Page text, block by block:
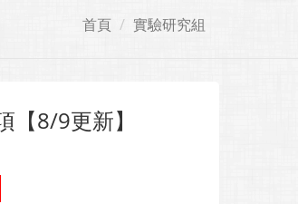
首頁 實驗研究組
8/9更新】